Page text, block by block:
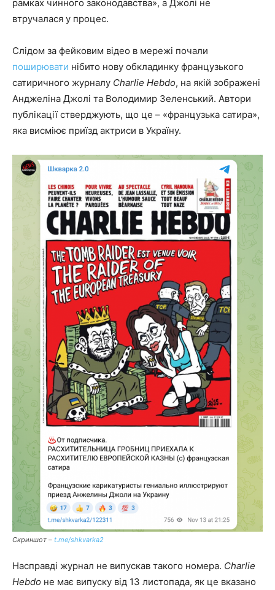
рамках чинного законодавства», а Джолі не
втручалася у процес.
Слідом за фейковим відео в мережі почали
поширювати нібито нову обкладинку французького
сатиричного журналу Charlie Hebdo, на якій зображені
Анджеліна Джолі та Володимир Зеленський. Автори
публікації стверджують, що це – «французька сатира»,
яка висміює приїзд актриси в Україну.
Скриншот – t.me/shkvarka2
Насправді журнал не випускав такого номера. Charlie
Hebdo не має випуску від 13 листопада, як це вказано